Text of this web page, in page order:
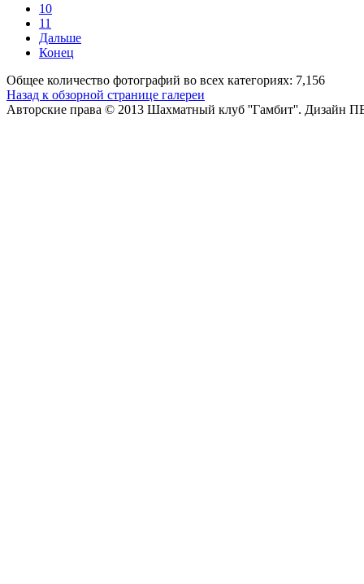
10
11
Дальше
Конец
Общее количество фотографий во всех категориях: 7,156
Назад к обзорной странице галереи
Авторские права © 2013 Шахматный клуб ''Гамбит''. Дизайн